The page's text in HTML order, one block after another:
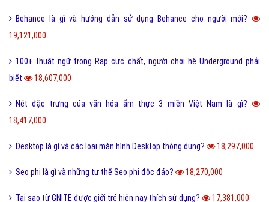
Behance là gì và hướng dẫn sử dụng Behance cho người mới?
19,121,000
100+ thuật ngữ trong Rap cực chất, người chơi hệ Underground phải
biết
18,607,000
Nét đặc trưng của văn hóa ẩm thực 3 miền Việt Nam là gì?
18,417,000
Desktop là gì và các loại màn hình Desktop thông dụng? 18,297,000
Seo phi là gì và những tư thế Seo phi độc đáo? 18,270,000
Tại sao từ GNITE được giới trẻ hiện nay thích sử dụng? 17,381,000